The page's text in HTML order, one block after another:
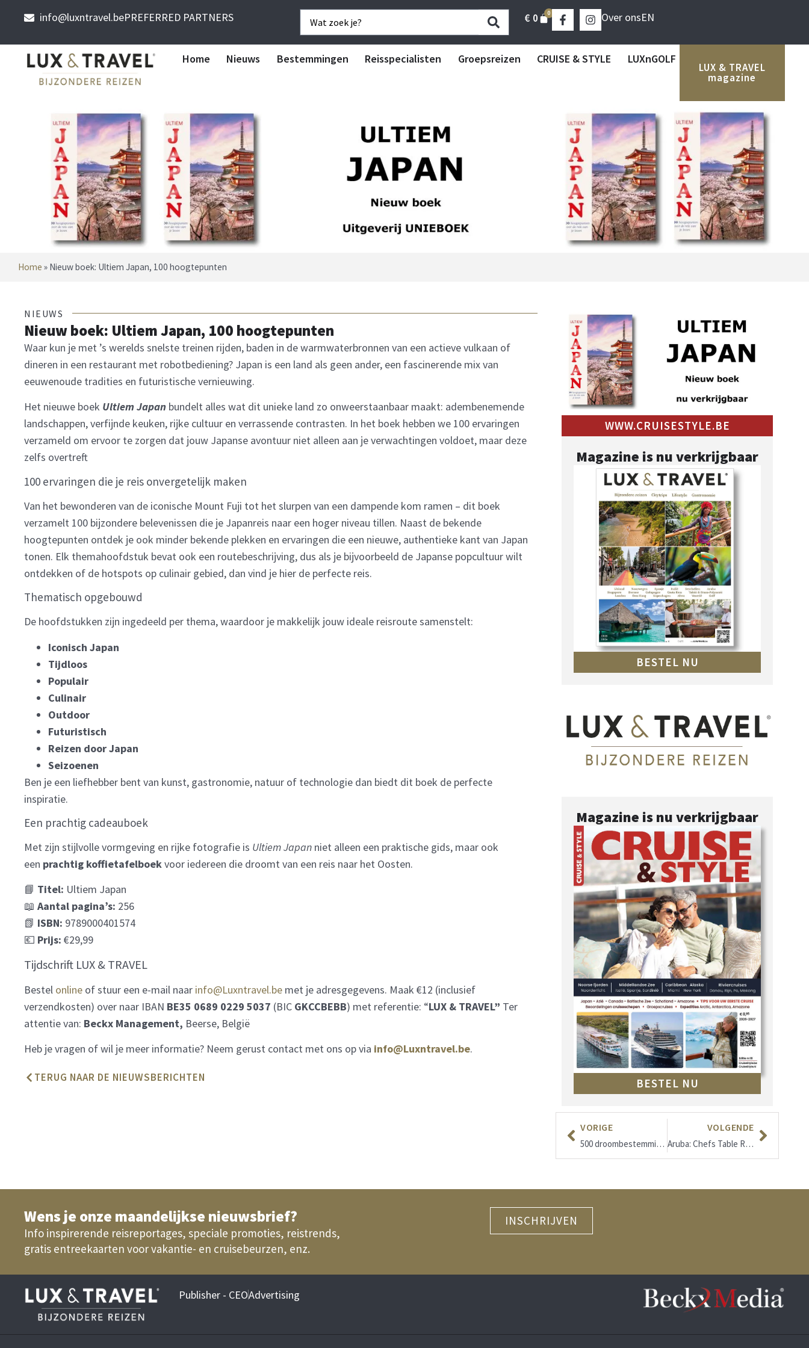
info@luxntravel.bePREFERRED PARTNERS € 0 0 Over onsEN
Home Nieuws Bestemmingen Reisspecialisten Groepsreizen CRUISE & STYLE LUXnGOLF
LUX & TRAVEL
magazine
Home » Nieuw boek: Ultiem Japan, 100 hoogtepunten
NIEUWS
Nieuw boek: Ultiem Japan, 100 hoogtepunten
Waar kun je met ’s werelds snelste treinen rijden, baden in de warmwaterbronnen van een actieve vulkaan of
dineren in een restaurant met robotbediening? Japan is een land als geen ander, een fascinerende mix van
eeuwenoude tradities en futuristische vernieuwing.
Het nieuwe boek Ultiem Japan bundelt alles wat dit unieke land zo onweerstaanbaar maakt: adembenemende
landschappen, verfijnde keuken, rijke cultuur en verrassende contrasten. In het boek hebben we 100 ervaringen
verzameld om ervoor te zorgen dat jouw Japanse avontuur niet alleen aan je verwachtingen voldoet, maar deze
zelfs overtreft
100 ervaringen die je reis onvergetelijk maken
Van het bewonderen van de iconische Mount Fuji tot het slurpen van een dampende kom ramen – dit boek
verzamelt 100 bijzondere belevenissen die je Japanreis naar een hoger niveau tillen. Naast de bekende
hoogtepunten ontdek je ook minder bekende plekken en ervaringen die een nieuwe, authentieke kant van Japan
tonen. Elk themahoofdstuk bevat ook een routebeschrijving, dus als je bijvoorbeeld de Japanse popcultuur wilt
ontdekken of de hotspots op culinair gebied, dan vind je hier de perfecte reis.
Thematisch opgebouwd
De hoofdstukken zijn ingedeeld per thema, waardoor je makkelijk jouw ideale reisroute samenstelt:
Iconisch Japan
Tijdloos
Populair
Culinair
Outdoor
Futuristisch
Reizen door Japan
Seizoenen
Ben je een liefhebber bent van kunst, gastronomie, natuur of technologie dan biedt dit boek de perfecte
inspiratie.
Een prachtig cadeauboek
Met zijn stijlvolle vormgeving en rijke fotografie is Ultiem Japan niet alleen een praktische gids, maar ook
een prachtig koffietafelboekvoor iedereen die droomt van een reis naar het Oosten.
📘 Titel: Ultiem Japan
📖 Aantal pagina’s: 256
📗 ISBN: 9789000401574
💶 Prijs: €29,99
Tijdschrift LUX & TRAVEL
Bestel online of stuur een e-mail naar info@Luxntravel.be met je adresgegevens. Maak €12 (inclusief
verzendkosten) over naar IBAN BE35 0689 0229 5037 (BIC GKCCBEBB) met referentie: “LUX & TRAVEL” Ter
attentie van: Beckx Management, Beerse, België
Heb je vragen of wil je meer informatie? Neem gerust contact met ons op via info@Luxntravel.be.
TERUG NAAR DE NIEUWSBERICHTEN
WWW.CRUISESTYLE.BE
Magazine is nu verkrijgbaar
BESTEL NU
Magazine is nu verkrijgbaar
BESTEL NU
VORIGE
500 droombestemmingen: hét cadeauboek voor wie van reizen houdt
VOLGENDE
Aruba: Chefs Table Restaurants
Wens je onze maandelijkse nieuwsbrief?
Info inspirerende reisreportages, speciale promoties, reistrends,
gratis entreekaarten voor vakantie- en cruisebeurzen, enz.
INSCHRIJVEN
Publisher - CEOAdvertising